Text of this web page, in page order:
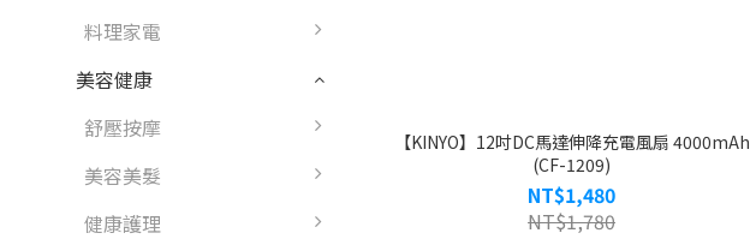
料理家電
美容健康
舒壓按摩
美容美髮
健康護理
【KINYO】12吋DC馬達伸降充電風扇 4000mAh
(CF-1209)
NT$1,480
NT$1,780